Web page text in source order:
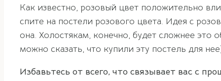
Как известно, розовый цвет положительно
спите на постели розового цвета. Идея с
она. Холостякам, конечно, будет сложнее это
можно сказать, что купили эту постель для
Избавьтесь от всего, что связывает вас с